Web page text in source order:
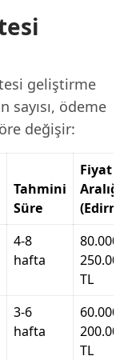
geliştirme
ödeme
değişir:
Tahmini
Süre
Fiyat
Aralığı
(Edirne)
4-8
hafta
80.000 –
250.000
TL
3-6
hafta
60.000 –
200.000
TL